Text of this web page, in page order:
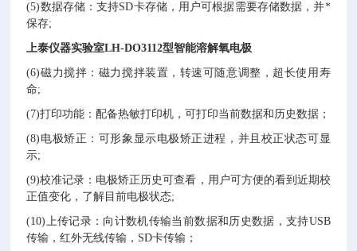
(5)数据存储：支持SD卡存储，用户可根据需要存储数据，并*
保存;
上泰仪器实验室LH-DO3112型智能溶解氧电极
(6)磁力搅拌：磁力搅拌装置，转速可随意调整，超长使用寿
命;
(7)打印功能：配备热敏打印机，可打印当前数据和历史数据；
(8)电极矫正：可形象显示电极矫正进程，并且校正状态可显
示;
(9)校准记录：电极矫正历史可查看，用户可方便的看到近期校
正值变化，了解目前电极状态;
(10)上传记录：向计数机传输当前数据和历史数据，支持USB
传输，红外无线传输，SD卡传输；